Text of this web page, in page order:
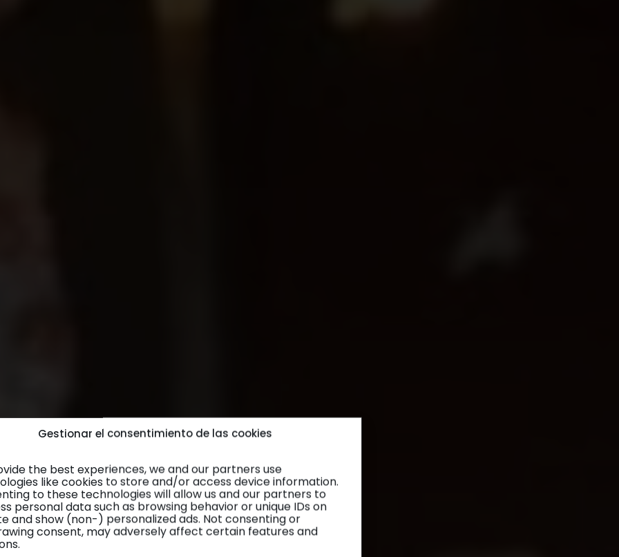
Gestionar el consentimiento de las cookies
the best experiences, we and our partners use
like cookies to store and/or access device information.
to these technologies will allow us and our partners to
personal data such as browsing behavior or unique IDs on
and show (non-) personalized ads. Not consenting or
consent, may adversely affect certain features and